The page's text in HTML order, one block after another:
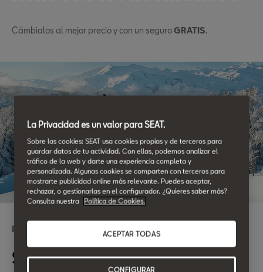
Cámbialos al mejor precio y con un seguroGRATIS.
Posventa en {dealer.name}
Si cambias los cuatro
La Privacidad es un valor para SEAT.
Sobre las cookies: SEAT usa cookies propias y de terceros para
guardar datos de tu actividad. Con ellas, podemos analizar el
tráfico de la web y darte una experiencia completa y
personalizada. Algunas cookies se comparten con terceros para
mostrarte publicidad online más relevante. Puedes aceptar,
rechazar, o gestionarlas en el configurador. ¿Quieres saber más?
Consulta nuestra
Política de Cookies.
ACEPTAR TODAS
CONFIGURAR